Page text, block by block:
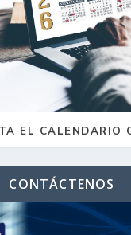
EL CALENDARIO
CONTÁCTENOS